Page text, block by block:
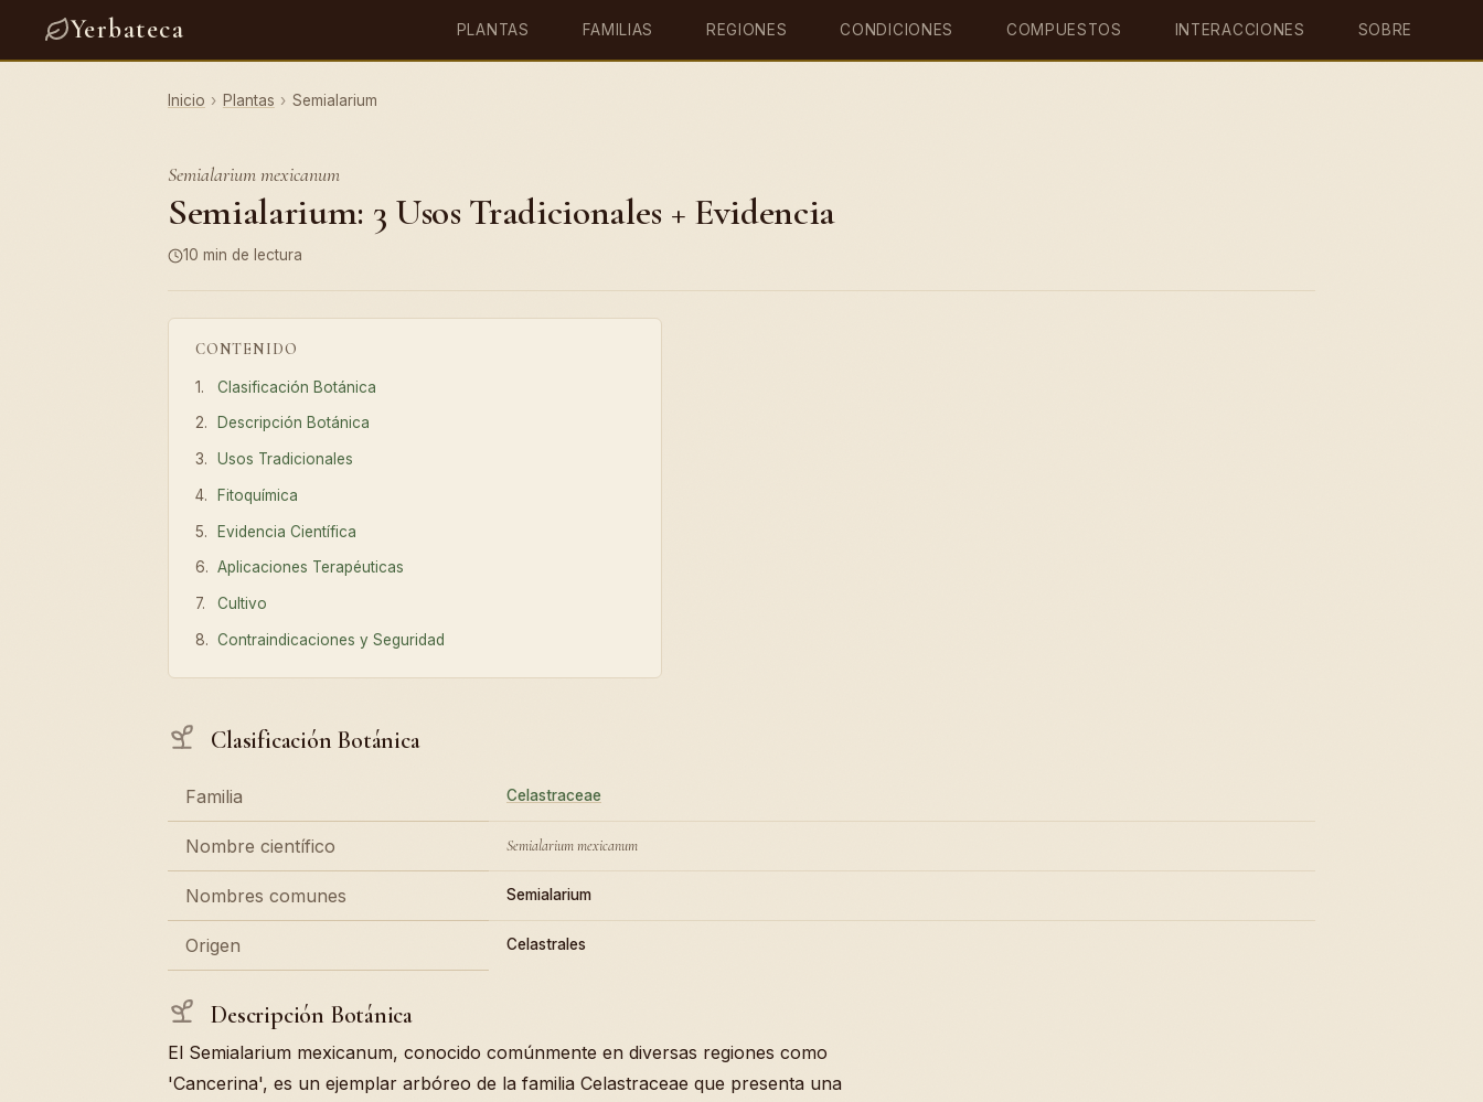
Yerbateca PLANTAS FAMILIAS REGIONES CONDICIONES COMPUESTOS INTERACCIONES SOBRE
Inicio › Plantas › Semialarium
Semialarium mexicanum
Semialarium: 3 Usos Tradicionales + Evidencia
10 min de lectura
CONTENIDO
Clasificación Botánica
Descripción Botánica
Usos Tradicionales
Fitoquímica
Evidencia Científica
Aplicaciones Terapéuticas
Cultivo
Contraindicaciones y Seguridad
Clasificación Botánica
Familia Celastraceae
Nombre científico Semialarium mexicanum
Nombres comunes Semialarium
Origen Celastrales
Descripción Botánica
El Semialarium mexicanum, conocido comúnmente en diversas regiones como
'Cancerina', es un ejemplar arbóreo de la familia Celastraceae que presenta una